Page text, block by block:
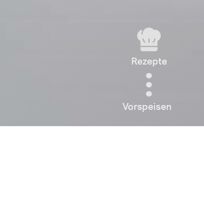
Rezepte
Vorspeisen